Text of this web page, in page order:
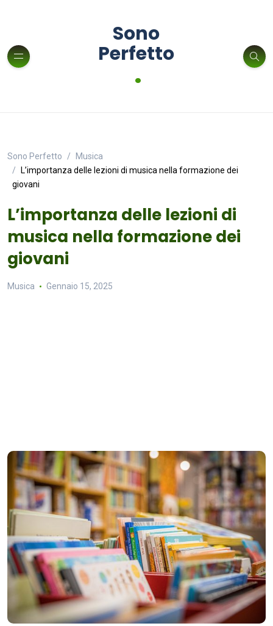
Sono
Perfetto
.
Sono Perfetto
Musica
L’importanza delle lezioni di musica nella formazione dei
giovani
L’importanza delle lezioni di
musica nella formazione dei
giovani
Musica Gennaio 15, 2025